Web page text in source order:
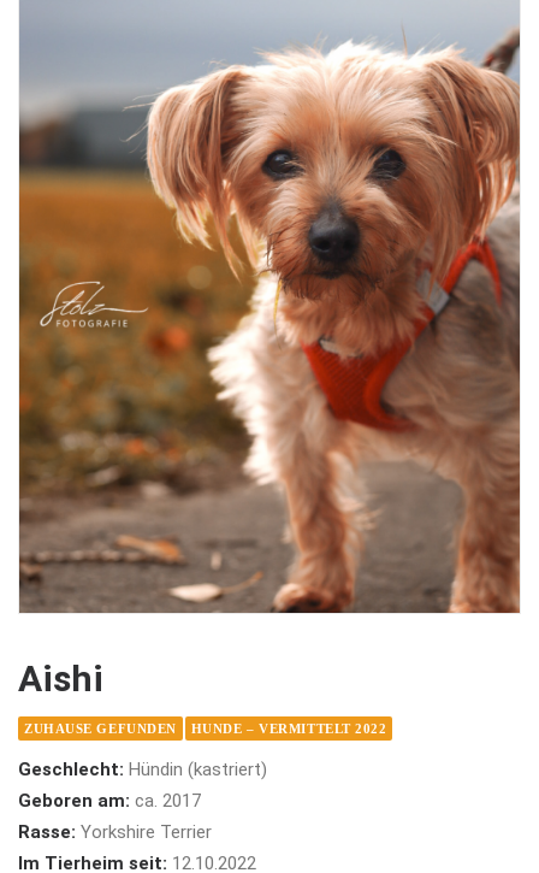
Aishi
ZUHAUSE GEFUNDEN HUNDE – VERMITTELT 2022
Geschlecht: Hündin (kastriert)
Geboren am: ca. 2017
Rasse: Yorkshire Terrier
Im Tierheim seit: 12.10.2022